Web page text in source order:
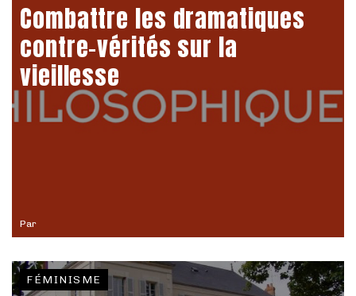
Par
Combattre les dramatiques
contre-vérités sur la
vieillesse
FÉMINISME